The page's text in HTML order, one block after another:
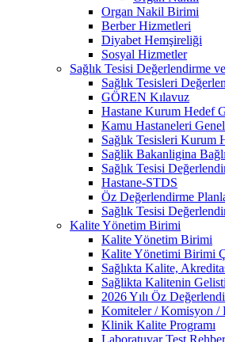
Organ Nakil Birimi
Berber Hizmetleri
Diyabet Hemşireliği
Sosyal Hizmetler
Sağlık Tesisi Değerlendirme
Sağlık Tesisleri
GÖREN Kılavuz
Hastane Kurum Hedef
Kamu Hastaneleri
Sağlık Tesisleri Kurum
Sağlik Bakanligina
Sağlık Tesisi
Hastane-STDS
Öz Değerlendirme
Sağlık Tesisi
Kalite Yönetim Birimi
Kalite Yönetim Birimi
Kalite Yönetimi Birimi
Sağlıkta Kalite,
Sağlikta Kalitenin
2026 Yılı Öz
Komiteler / Komisyon /
Klinik Kalite Programı
Laboratuvar Test